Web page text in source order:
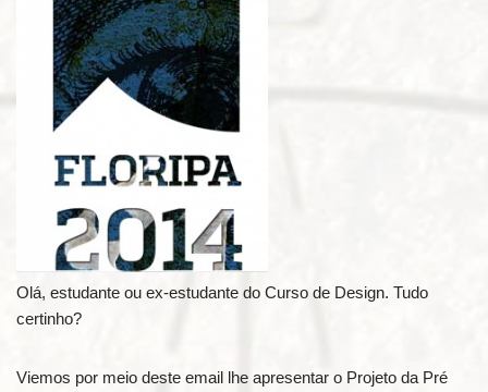
Olá, estudante ou ex-estudante do Curso de Design. Tudo
certinho?
Viemos por meio deste email lhe apresentar o Projeto da Pré